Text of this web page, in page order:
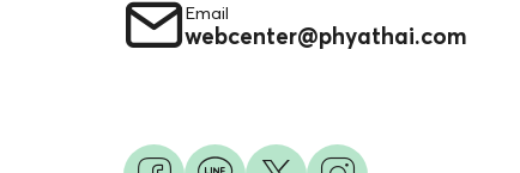
Email
webcenter@phyathai.com